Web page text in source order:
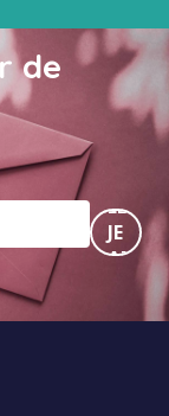
de
MELD
JE
AAN